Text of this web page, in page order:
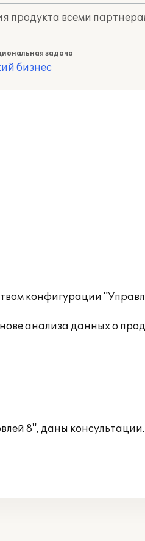
продукта всеми
задача
бизнес
конфигурации
анализа данных о
8", даны консультации.